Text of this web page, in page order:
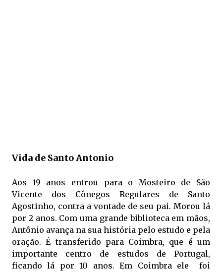
Vida de Santo Antonio
Aos 19 anos entrou para o Mosteiro de São
Vicente dos Cônegos Regulares de Santo
Agostinho, contra a vontade de seu pai. Morou lá
por 2 anos. Com uma grande biblioteca em mãos,
Antônio avança na sua história pelo estudo e pela
oração. É transferido para Coimbra, que é um
importante centro de estudos de Portugal,
ficando lá por 10 anos. Em Coimbra ele foi